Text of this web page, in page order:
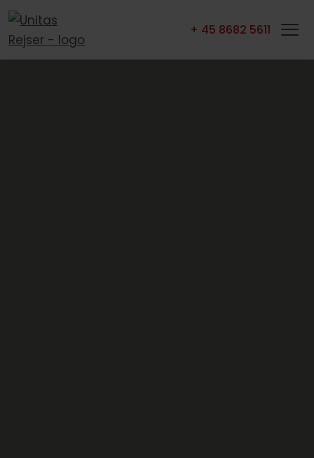
+ 45 8682 5611